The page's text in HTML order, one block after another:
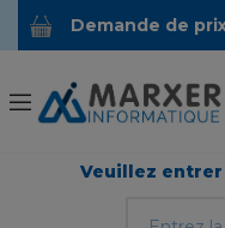
Demande de
Veuillez